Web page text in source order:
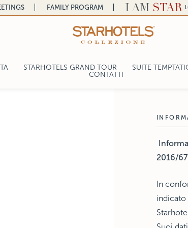
FAMILY PROGRAM
STARHOTELS GRAND TOUR SUITE
CONTATTI
2016/
In
indicato